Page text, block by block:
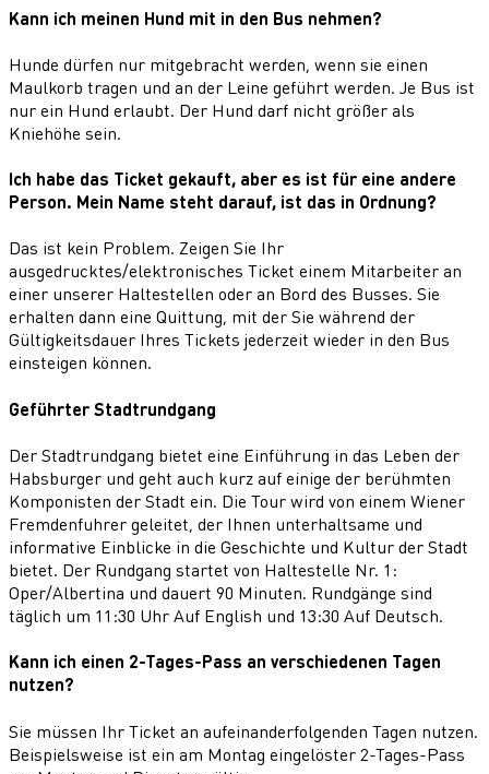
Kann ich meinen Hund mit in den Bus nehmen?
Hunde dürfen nur mitgebracht werden, wenn sie einen
Maulkorb tragen und an der Leine geführt werden. Je Bus ist
nur ein Hund erlaubt. Der Hund darf nicht größer als
Kniehöhe sein.
Ich habe das Ticket gekauft, aber es ist für eine andere
Person. Mein Name steht darauf, ist das in Ordnung?
Das ist kein Problem. Zeigen Sie Ihr
ausgedrucktes/elektronisches Ticket einem Mitarbeiter an
einer unserer Haltestellen oder an Bord des Busses. Sie
erhalten dann eine Quittung, mit der Sie während der
Gültigkeitsdauer Ihres Tickets jederzeit wieder in den Bus
einsteigen können.
Geführter Stadtrundgang
Der Stadtrundgang bietet eine Einführung in das Leben der
Habsburger und geht auch kurz auf einige der berühmten
Komponisten der Stadt ein. Die Tour wird von einem Wiener
Fremdenfuhrer geleitet, der Ihnen unterhaltsame und
informative Einblicke in die Geschichte und Kultur der Stadt
bietet. Der Rundgang startet von Haltestelle Nr. 1:
Oper/Albertina und dauert 90 Minuten. Rundgänge sind
täglich um 11:30 Uhr Auf English und 13:30 Auf Deutsch.
Kann ich einen 2-Tages-Pass an verschiedenen Tagen
nutzen?
Sie müssen Ihr Ticket an aufeinanderfolgenden Tagen nutzen.
Beispielsweise ist ein am Montag eingelöster 2-Tages-Pass